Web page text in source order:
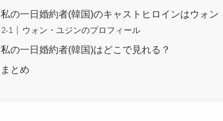
私の一日婚約者(韓国)のキャストヒロインはウォン
ウォン・ユジンのプロフィール
私の一日婚約者(韓国)はどこで見れる？
まとめ